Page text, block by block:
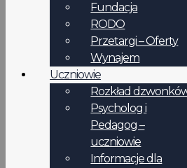
Liceum
Misja –
Biblioteka
Fundacja
RODO
Przetargi – Oferty
Wynajem
Uczniowie
Rozkład
Psycholog i
Pedagog –
uczniowie
Informacje dla